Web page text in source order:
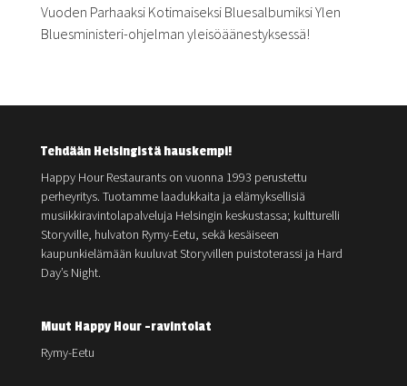
Vuoden Parhaaksi Kotimaiseksi Bluesalbumiksi Ylen
Bluesministeri-ohjelman yleisöäänestyksessä!
Tehdään Helsingistä hauskempi!
Happy Hour Restaurants on vuonna 1993 perustettu
perheyritys. Tuotamme laadukkaita ja elämyksellisiä
musiikkiravintolapalveluja Helsingin keskustassa; kultturelli
Storyville, hulvaton Rymy-Eetu, sekä kesäiseen
kaupunkielämään kuuluvat Storyvillen puistoterassi ja Hard
Day’s Night.
Muut Happy Hour -ravintolat
Rymy-Eetu